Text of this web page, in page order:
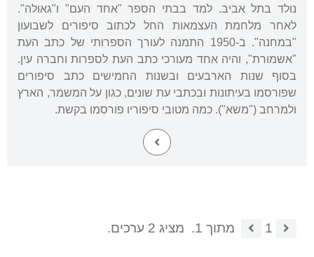
נולד בתל אביב. למד בבתי הספר "אחד העם" ו"גאולה".
לאחר מלחמת העצמאות החל לכתוב סיפורים לשבועון
"במחנה". ב-1950 התמנה לעורך הספרותי של כתב העת
"אשמורת", והיה אחד מעורכי כתב העת לספרות וחברה עין.
בסוף שנות הארבעים ובשנות החמישים כתב סיפורים
שפורסמו בעיתונות ובכתבי עת שונים, כגון על המשמר, הארץ
ולמרחב ("משא"). כמה מטובי סיפוריו פורסמו בקשת.
1 מתוך 1. מציג 2 ערכים.